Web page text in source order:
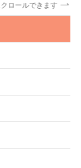
クロールできます